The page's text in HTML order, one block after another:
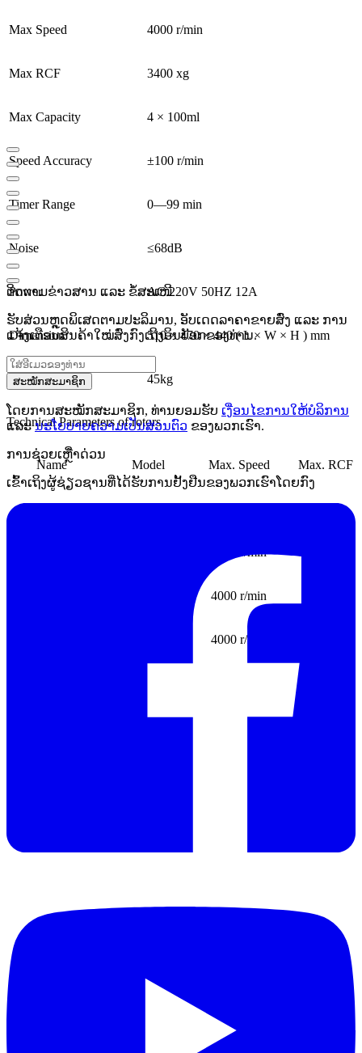
Max Speed 4000 r/min
Max RCF 3400 xg
Max Capacity 4 × 100ml
Speed Accuracy ±100 r/min
Timer Range 0—99 min
Noise ≤68dB
Power AC 220V 50HZ 12A
Dimension 510 × 470 × 440 ( L × W × H ) mm
Weight 45kg
Technical Parameters of rotors
Name Model Max. Speed Max. RCF
3100 xg
4000 r/min
4000 r/min
4000 r/min
ຕິດຕາມຂ່າວສານ ແລະ ຂໍ້ສະເໜີ
ຮັບສ່ວນຫຼຸດພິເສດຕາມປະລິມານ, ອັບເດດລາຄາຂາຍສົ່ງ ແລະ ການ
ແຈ້ງເຕືອນສິນຄ້າໃໝ່ສົ່ງກົງເຖິງອິນບັອກຂອງທ່ານ.
ສະໝັກສະມາຊິກ
ໂດຍການສະໝັກສະມາຊິກ, ທ່ານຍອມຮັບ ເງື່ອນໄຂການໃຫ້ບໍລິການ
ແລະນະໂຍບາຍຄວາມເປັນສ່ວນຕົວ ຂອງພວກເຮົາ.
ການຊ່ວຍເຫຼືໍາດ່ວນ
ເຂົ້າເຖິງຜູ້ຊ່ຽວຊານທີ່ໄດ້ຮັບການຢັ້ງຢືນຂອງພວກເຮົາໂດຍກົງ